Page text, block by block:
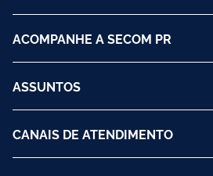
ACOMPANHE A SECOM PR
ASSUNTOS
CANAIS DE ATENDIMENTO